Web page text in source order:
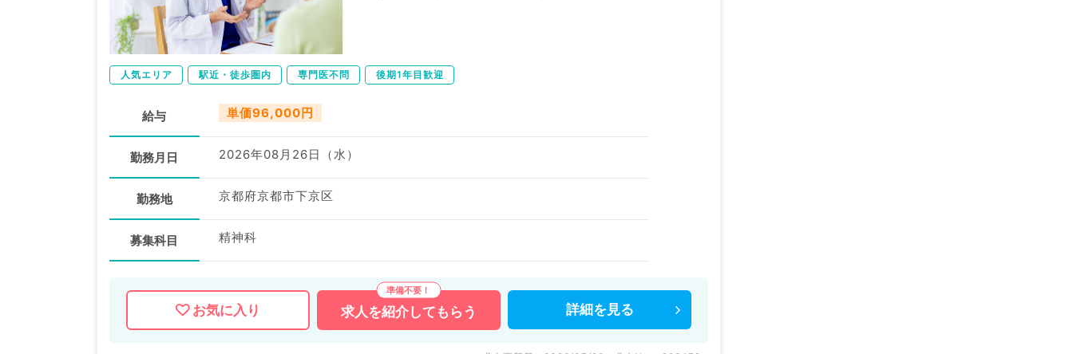
人気エリア 駅近・徒歩圏内 専門医不問 後期1年目歓迎
給与 単価96,000円
勤務月日 2026年08月26日（水）
勤務地 京都府京都市下京区
募集科目 精神科
お気に入り 求人を紹介してもらう 詳細を 見る